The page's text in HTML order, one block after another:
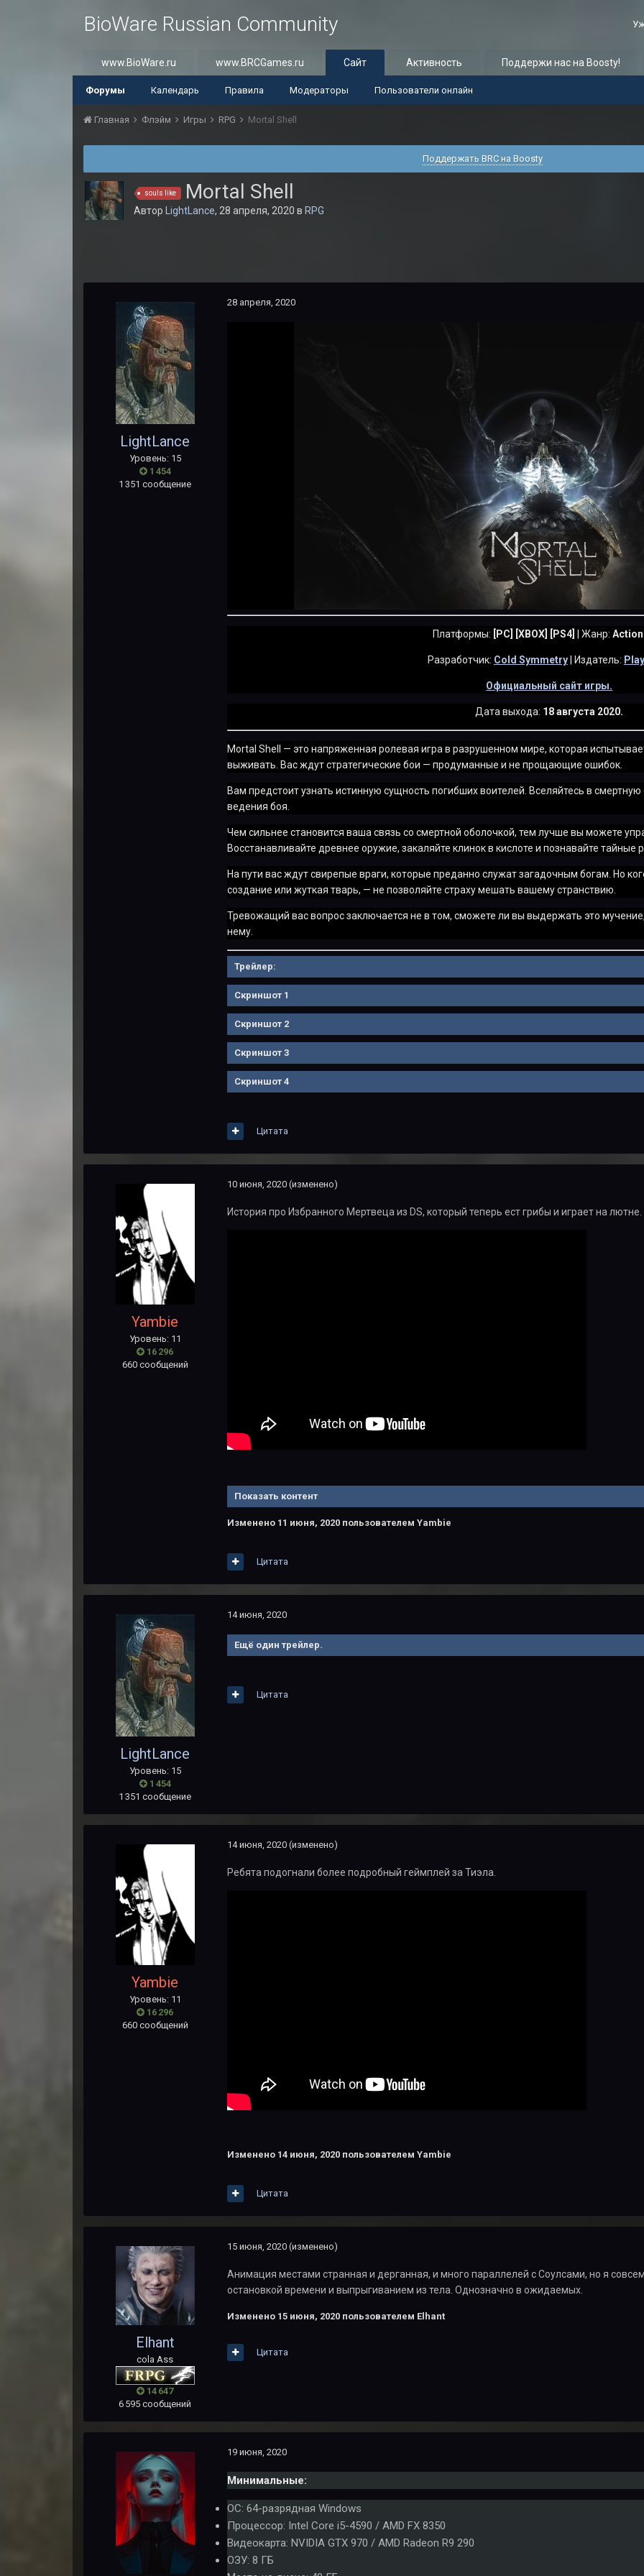
BioWare Russian Community
www.BioWare.ru www.BRCGames.ru Сайт
Форумы Календарь Правила Модераторы Пользователи онлайн
Активность Поддержи нас на Boosty!
Главная Флэйм Игры RPG Mortal Shell
Поддержать BRC на Boosty
souls like Mortal Shell
Автор LightLance, 28 апреля, 2020 в RPG
LightLance
Уровень: 15
1 454
1 351 сообщение
28 апреля, 2020
Платформы: [PC] [XBOX] [PS4] | Жанр: Action
Разработчик: Cold Symmetry | Издатель:
Официальный сайт игры.
Дата выхода: 18 августа 2020.
Mortal Shell — это напряженная ролевая игра в разрушенном мире, которая
выживать. Вас ждут стратегические бои — продуманные и не прощающие ошибок.
Вам предстоит узнать истинную сущность погибших воителей. Вселяйтесь в
ведения боя.
Чем сильнее становится ваша связь со смертной оболочкой, тем лучше вы можете
Восстанавливайте древнее оружие, закаляйте клинок в кислоте и познавайте тайные
На пути вас ждут свирепые враги, которые преданно служат загадочным богам. Но
создание или жуткая тварь, — не позволяйте страху мешать вашему странствию.
Тревожащий вас вопрос заключается не в том, сможете ли вы выдержать это
нему.
Трейлер:
Скриншот 1
Скриншот 2
Скриншот 3
Скриншот 4
Цитата
Yambie
Уровень: 11
16 296
660 сообщений
10 июня, 2020 (изменено)
История про Избранного Мертвеца из DS, который теперь ест грибы и играет на лютне.
Показать контент
Изменено 11 июня, 2020пользователем Yambie
Цитата
LightLance
Уровень: 15
1 454
1 351 сообщение
14 июня, 2020
Ещё один трейлер.
Цитата
Yambie
Уровень: 11
16 296
660 сообщений
14 июня, 2020 (изменено)
Ребята подогнали более подробный геймплей за Тиэла.
Изменено 14 июня, 2020пользователем Yambie
Цитата
Elhant
cola Ass
14 647
6 595 сообщений
15 июня, 2020 (изменено)
Анимация местами странная и дерганная, и много параллелей с Соулсами, но я
остановкой времени и выпрыгиванием из тела. Однозначно в ожидаемых.
Изменено 15 июня, 2020пользователем Elhant
Цитата
19 июня, 2020
Минимальные:
ОС: 64-разрядная Windows
Процессор: Intel Core i5-4590 / AMD FX 8350
Видеокарта: NVIDIA GTX 970 / AMD Radeon R9 290
ОЗУ: 8 ГБ